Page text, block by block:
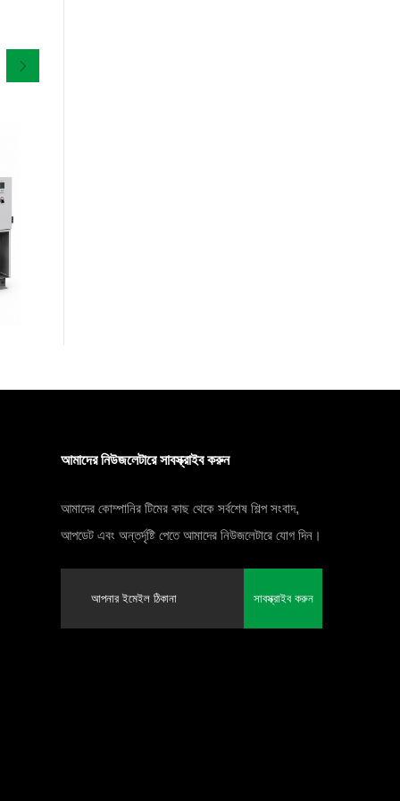
আমাদের নিউজলেটারে সাবস্ক্রাইব করুন
আমাদের কোম্পানির টিমের কাছ থেকে সর্বশেষ শিল্প সংবাদ,
আপডেট এবং অন্তর্দৃষ্টি পেতে আমাদের নিউজলেটারে যোগ দিন।
সাবস্ক্রাইব করুন